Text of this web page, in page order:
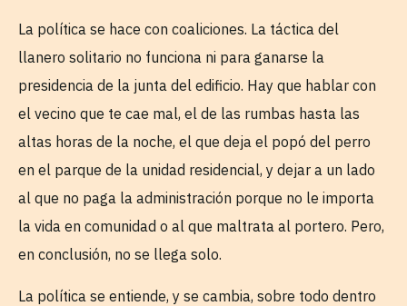
La política se hace con coaliciones. La táctica del
llanero solitario no funciona ni para ganarse la
presidencia de la junta del edificio. Hay que hablar con
el vecino que te cae mal, el de las rumbas hasta las
altas horas de la noche, el que deja el popó del perro
en el parque de la unidad residencial, y dejar a un lado
al que no paga la administración porque no le importa
la vida en comunidad o al que maltrata al portero. Pero,
en conclusión, no se llega solo.
La política se entiende, y se cambia, sobre todo dentro